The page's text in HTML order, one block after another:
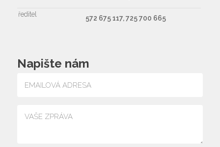
ředitel 572 675 117, 725 700 665
Napište nám